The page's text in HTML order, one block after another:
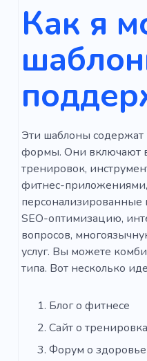
Как я
Эти шаблоны
формы. Они включают
тренировок,
фитнес-приложениями,
персонализированные
SEO-оптимизацию,
вопросов,
услуг. Вы можете
типа. Вот несколько
Блог о фитнесе
Сайт о
Форум о здоровье